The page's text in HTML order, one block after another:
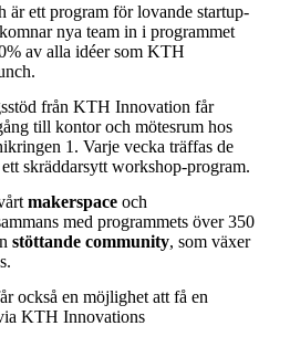
ett program för lovande startup-
nya team in i programmet
av alla idéer som KTH
från KTH Innovation får
till kontor och mötesrum hos
1. Varje vecka träffas de
skräddarsytt workshop-program.
makerspace och
med programmets över 350
stöttande community, som växer
också en möjlighet att få en
KTH Innovations